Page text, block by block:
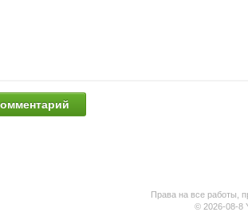
Права на все работы,
© 2026-08-8